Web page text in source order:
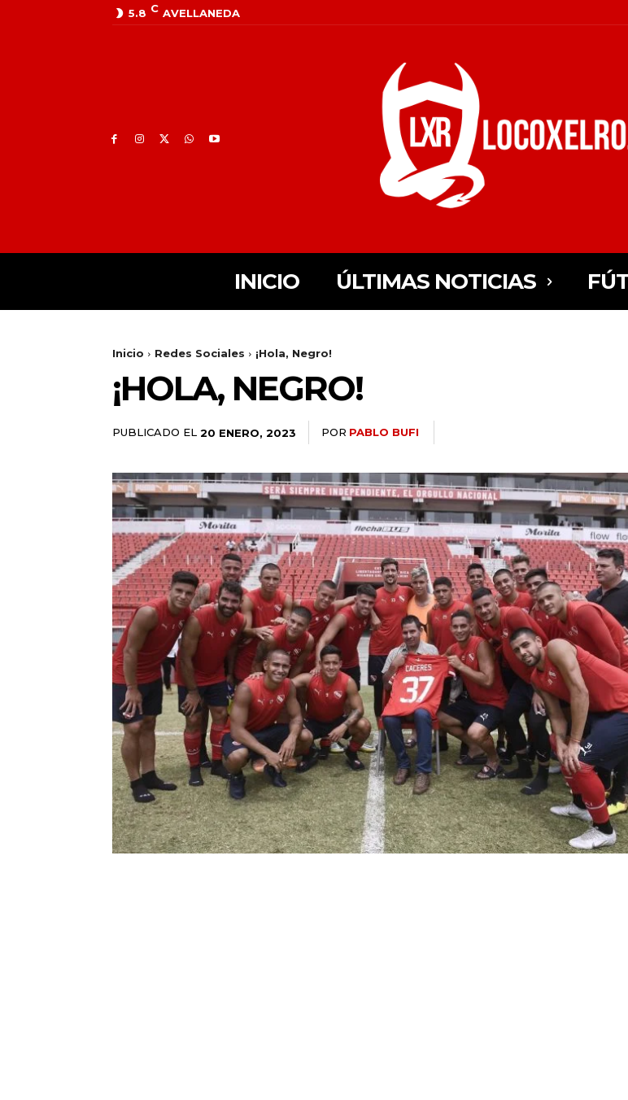
5.8 C AVELLANEDA
INICIO ÚLTIMAS NOTICIAS
Inicio Redes Sociales ¡Hola, Negro!
¡HOLA, NEGRO!
PUBLICADO EL 20 ENERO, 2023 POR PABLO BUFI